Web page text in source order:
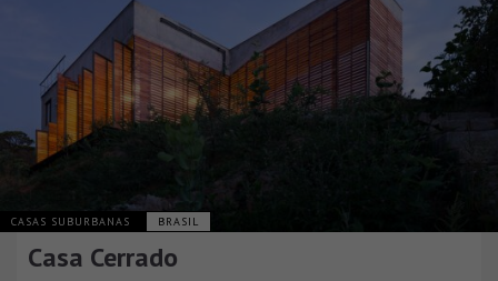
CASAS SUBURBANAS BRASIL
Casa Cerrado